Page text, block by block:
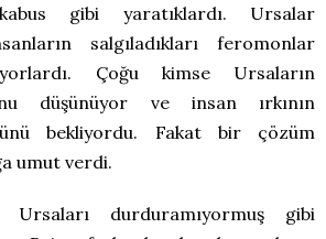
gibi yaratıklardı. Ursalar
salgıladıkları feromonlar
Çoğu kimse Ursaların
düşünüyor ve insan ırkının
bekliyordu. Fakat bir çözüm
umut verdi.
durduramıyormuş gibi